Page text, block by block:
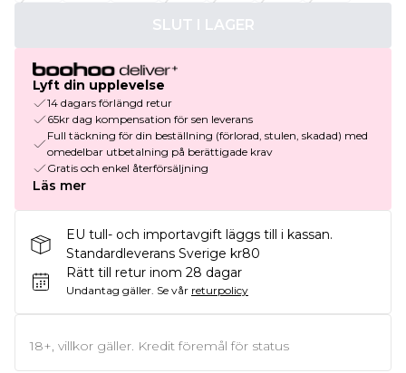
SLUT I LAGER
Lyft din upplevelse
14 dagars förlängd retur
65kr dag kompensation för sen leverans
Full täckning för din beställning (förlorad, stulen, skadad) med
omedelbar utbetalning på berättigade krav
Gratis och enkel återförsäljning
Läs mer
EU tull- och importavgift läggs till i kassan.
Standardleverans Sverige kr80
Rätt till retur inom 28 dagar
Undantag gäller. Se vår returpolicy
18+, villkor gäller. Kredit föremål för status